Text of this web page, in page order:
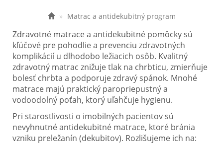
Elektrické vozíky
Ostatné pomôcky
Zdravotnícke prístroje
Požičovňa
Akcie a zľavy
Všetko o nákupe
Matrac a antidekubitný program
Zdravotné matrace a antidekubitné pomôcky sú
kľúčové pre pohodlie a prevenciu zdravotných
komplikácií u dlhodobo ležiacich osôb. Kvalitný
zdravotný matrac znižuje tlak na chrbticu, zmierňuje
bolesť chrbta a podporuje zdravý spánok. Mnohé
matrace majú praktický paropriepustný a
vodoodolný poťah, ktorý uľahčuje hygienu.
Pri starostlivosti o imobilných pacientov sú
nevyhnutné antidekubitné matrace, ktoré bránia
vzniku preležanín (dekubitov). Rozlišujeme ich na: